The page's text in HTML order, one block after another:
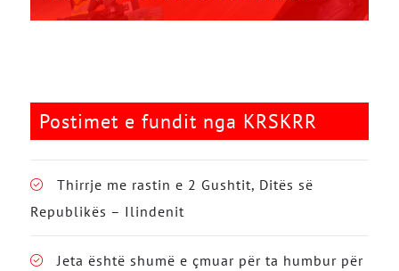
Postimet e fundit nga KRSKRR
Thirrje me rastin e 2 Gushtit, Ditës së
Republikës – Ilindenit
Jeta është shumë e çmuar për ta humbur për